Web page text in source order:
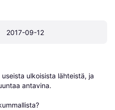
2017-09-12
ulkoisista lähteistä, ja
antavina.